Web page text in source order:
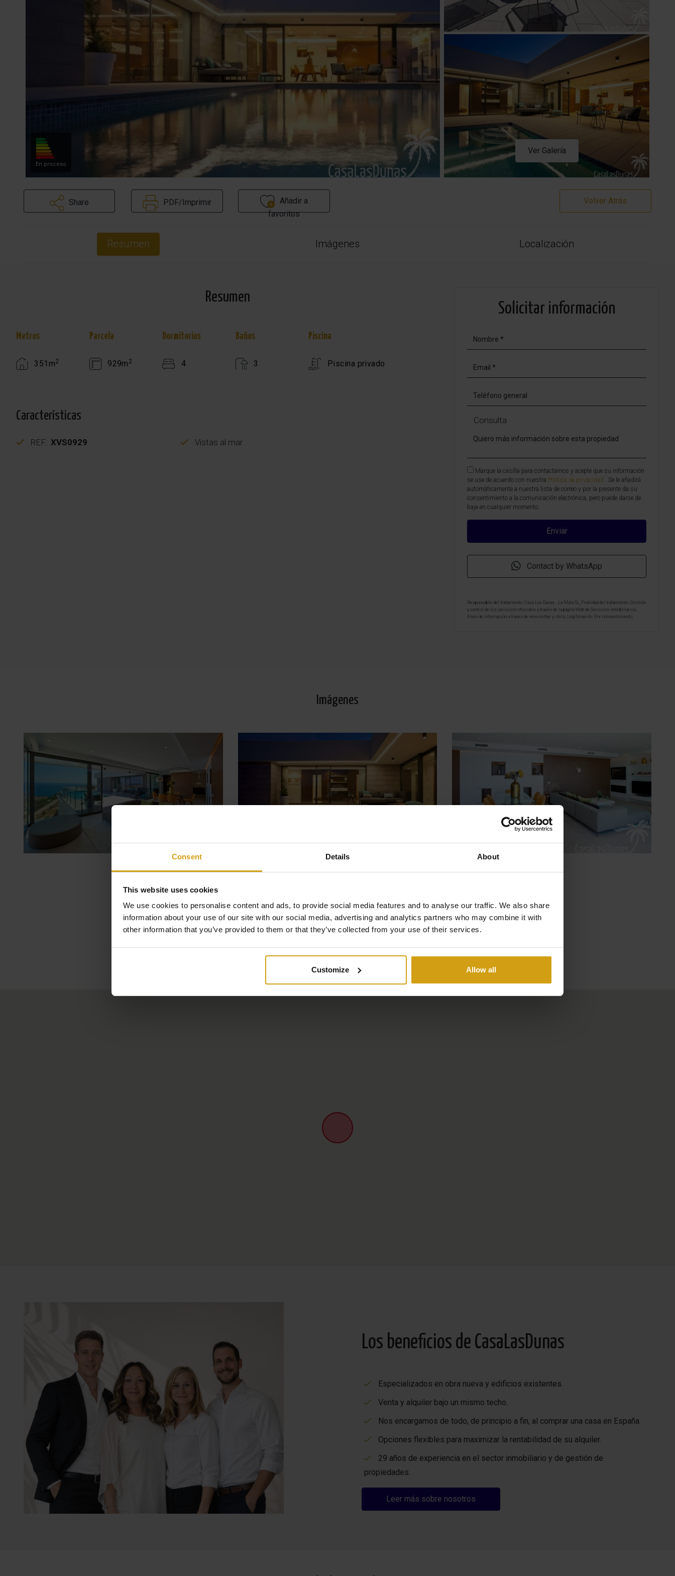
Consent Details About
This website uses cookies
We use cookies to personalise content and ads, to provide social media features and to analyse our traffic. We also share
information about your use of our site with our social media, advertising and analytics partners who may combine it with
other information that you’ve provided to them or that they’ve collected from your use of their services.
Customize Allow all
En proceso
Ver Galería
Share PDF/Imprimir
Añadir a
favoritos
Volver Atrás
Resumen Imágenes Localización
Resumen
Metros
351m2
Parcela
929m 2
Dormitorios
4
Baños
3
Piscina
Piscina privado
Características
REF.: XVS0929 Vistas al mar
Solicitar información
Consulta
Marque la casilla para contactarnos y acepte que su información
se use de acuerdo con nuestra Política de privacidad
. Se le añadirá
automáticamente a nuestra lista de correo y por la presente da su
consentimiento a la comunicación electrónica, pero puede darse de
baja en cualquier momento.
Contact by WhatsApp
Responsable del tratamiento: Casa Las Dunas - La Mata SL, Finalidad del tratamiento: Gestión
y control de los servicios ofrecidos a través de la página Web de Servicios inmobiliarios,
Envío de información a traves de newsletter y otros, Legitimación: Por consentimiento,
Imágenes
Mapa
Los beneficios de CasaLasDunas
Especializados en obra nueva y edificios existentes.
Venta y alquiler bajo un mismo techo.
Nos encargamos de todo, de principio a fin, al comprar una casa en España.
Opciones flexibles para maximizar la rentabilidad de su alquiler.
29 años de experiencia en el sector inmobiliario y de gestión de
propiedades.
Leer más sobre nosotros